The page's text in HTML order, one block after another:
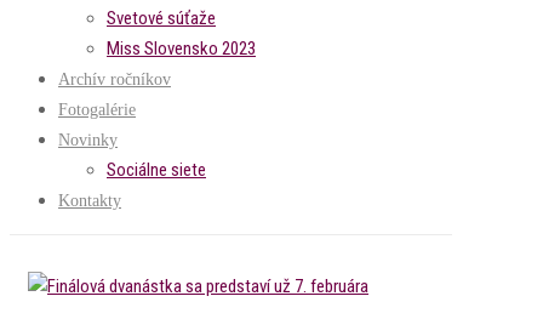
Svetové súťaže
Miss Slovensko 2023
Archív ročníkov
Fotogalérie
Novinky
Sociálne siete
Kontakty